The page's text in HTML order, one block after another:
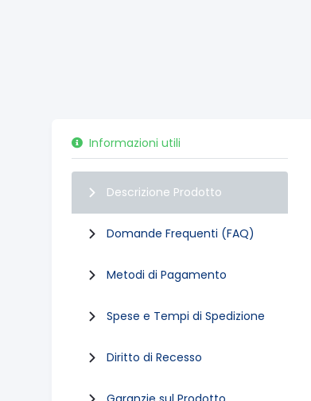
Informazioni utili
Descrizione Prodotto
Domande Frequenti (FAQ)
Metodi di Pagamento
Spese e Tempi di Spedizione
Diritto di Recesso